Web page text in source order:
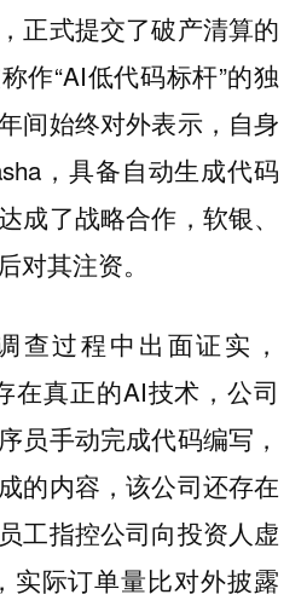
正式提交了破产清算的
作“AI低代码标杆”的独
间始终对外表示，自身
，具备自动生成代码
成了战略合作，软银、
对其注资。
查过程中出面证实，
在真正的AI技术，公司
员手动完成代码编写，
的内容，该公司还存在
工指控公司向投资人虚
实际订单量比对外披露